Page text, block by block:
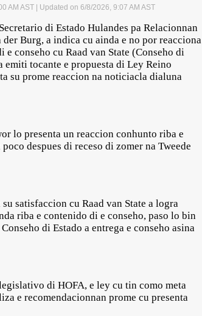
AM AST | Updated on 6/8/2026, 9:07 AM AST
di Estado Hulandes pa Relacionnan
Burg, a indica cu ainda e no por reacciona
e conseho cu Raad van State (Conseho di
emiti tocante e propuesta di Ley Reino
su prome reaccion na noticiacla dialuna
lo presenta un reaccion conhunto riba e
despues di receso di zomer na Tweede
satisfaccion cu Raad van State a logra
riba e contenido di e conseho, paso lo bin
di Estado a entrega e conseho asina
di HOFA, e ley cu tin como meta
e recomendacionnan prome cu presenta